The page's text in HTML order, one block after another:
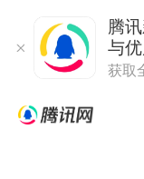
腾
与
获取